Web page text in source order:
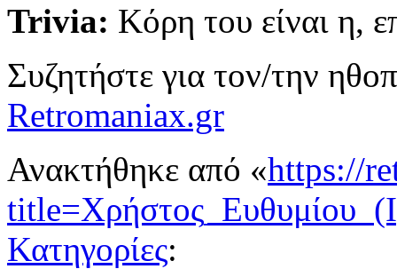
Trivia: Κόρη του είναι η,
Συζητήστε για τον/την
Retromaniax.gr
Ανακτήθηκε από «https://
Κατηγορίες: